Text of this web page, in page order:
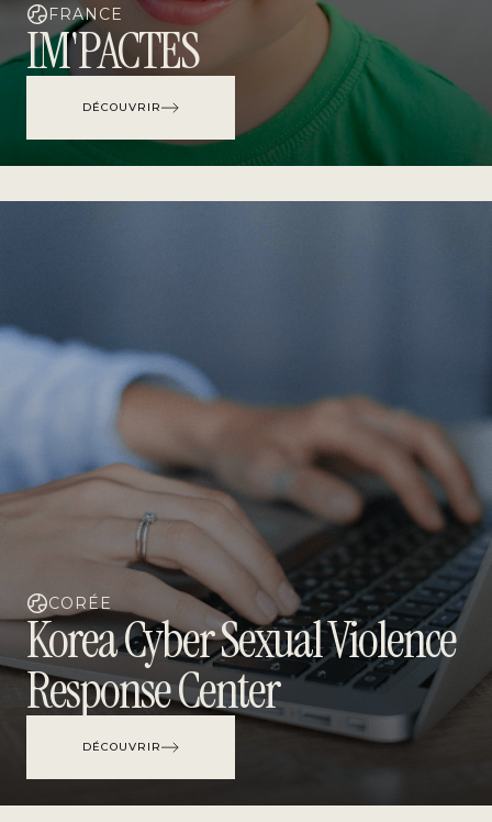
FRANCE
IM'PACTES
DÉCOUVRIR
CORÉE
Korea Cyber Sexual Violence
Response Center
DÉCOUVRIR